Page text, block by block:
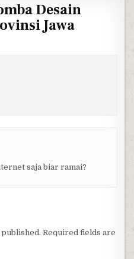
Desain
Jawa
saja biar ramai?
Required fields are